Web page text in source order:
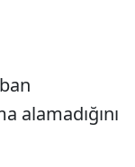
alamadığını